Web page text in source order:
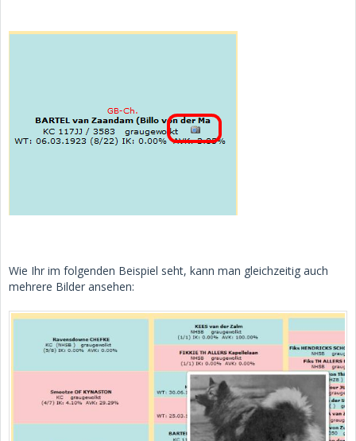
Wie Ihr im folgenden Beispiel seht, kann man gleichzeitig auch
mehrere Bilder ansehen: